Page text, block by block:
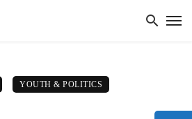
YOUTH & POLITICS